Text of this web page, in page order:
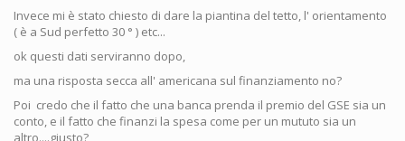
Invece mi è stato chiesto di dare la piantina del tetto, l' orientamento
( è a Sud perfetto 30 ° ) etc...
ok questi dati serviranno dopo,
ma una risposta secca all' americana sul finanziamento no?
Poi credo che il fatto che una banca prenda il premio del GSE sia un
conto, e il fatto che finanzi la spesa come per un mututo sia un
altro....giusto?